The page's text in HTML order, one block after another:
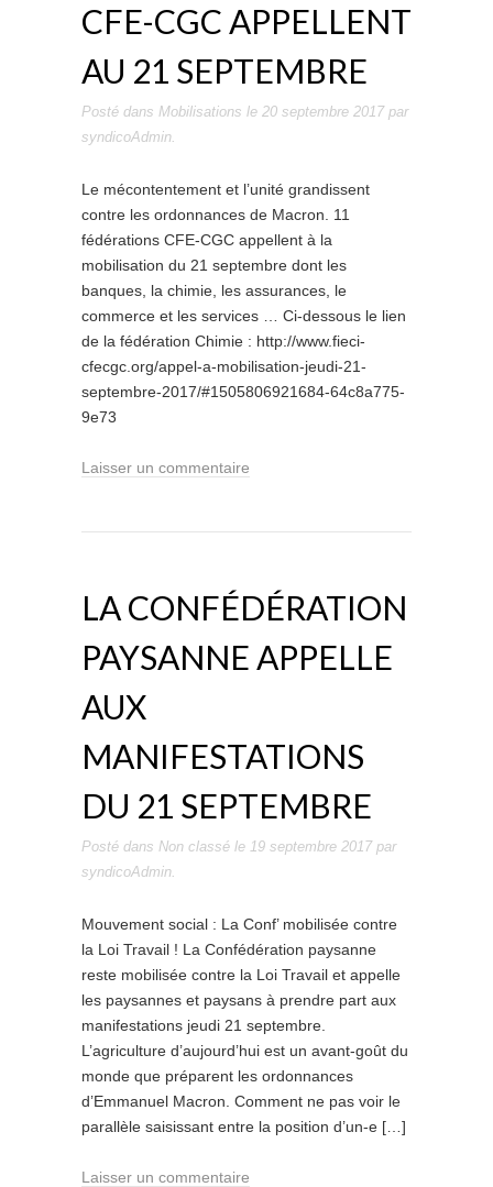
CFE-CGC APPELLENT
AU 21 SEPTEMBRE
Posté dans Mobilisations le 20 septembre 2017par
syndicoAdmin.
Le mécontentement et l’unité grandissent
contre les ordonnances de Macron. 11
fédérations CFE-CGC appellent à la
mobilisation du 21 septembre dont les
banques, la chimie, les assurances, le
commerce et les services … Ci-dessous le lien
de la fédération Chimie : http://www.fieci-
cfecgc.org/appel-a-mobilisation-jeudi-21-
septembre-2017/#1505806921684-64c8a775-
9e73
Laisser un commentaire
LA CONFÉDÉRATION
PAYSANNE APPELLE
AUX
MANIFESTATIONS
DU 21 SEPTEMBRE
Posté dans Non classé le 19 septembre 2017par
syndicoAdmin.
Mouvement social : La Conf’ mobilisée contre
la Loi Travail ! La Confédération paysanne
reste mobilisée contre la Loi Travail et appelle
les paysannes et paysans à prendre part aux
manifestations jeudi 21 septembre.
L’agriculture d’aujourd’hui est un avant-goût du
monde que préparent les ordonnances
d’Emmanuel Macron. Comment ne pas voir le
parallèle saisissant entre la position d’un-e […]
Laisser un commentaire